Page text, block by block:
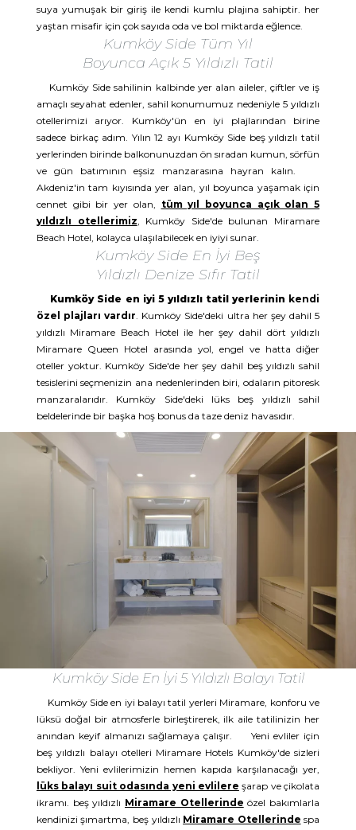
suya yumuşak bir giriş ile kendi kumlu plajına sahiptir. her
yaştan misafir için çok sayıda oda ve bol miktarda eğlence.
Kumköy Side Tüm Yıl
Boyunca Açık 5 Yıldızlı Tatil
Kumköy Side sahilinin kalbinde yer alan aileler, çiftler ve iş
amaçlı seyahat edenler, sahil konumumuz nedeniyle 5 yıldızlı
otellerimizi arıyor. Kumköy'ün en iyi plajlarından birine
sadece birkaç adım. Yılın 12 ayı Kumköy Side beş yıldızlı tatil
yerlerinden birinde balkonunuzdan ön sıradan kumun, sörfün
ve gün batımının eşsiz manzarasına hayran kalın.
Akdeniz'in tam kıyısında yer alan, yıl boyunca yaşamak için
cennet gibi bir yer olan, tüm yıl boyunca açık olan 5
yıldızlı otellerimiz, Kumköy Side'de bulunan Miramare
Beach Hotel, kolayca ulaşılabilecek en iyiyi sunar.
Kumköy Side En İyi Beş
Yıldızlı Denize Sıfır Tatil
Kumköy Side en iyi 5 yıldızlı tatil yerlerinin kendi
özel plajları vardır. Kumköy Side'deki ultra her şey dahil 5
yıldızlı Miramare Beach Hotel ile her şey dahil dört yıldızlı
Miramare Queen Hotel arasında yol, engel ve hatta diğer
oteller yoktur. Kumköy Side'de her şey dahil beş yıldızlı sahil
tesislerini seçmenizin ana nedenlerinden biri, odaların pitoresk
manzaralarıdır. Kumköy Side'deki lüks beş yıldızlı sahil
beldelerinde bir başka hoş bonus da taze deniz havasıdır.
Kumköy Side En İyi 5 Yıldızlı Balayı Tatil
Kumköy Side en iyi balayı tatil yerleri Miramare, konforu ve
lüksü doğal bir atmosferle birleştirerek, ilk aile tatilinizin her
anından keyif almanızı sağlamaya çalışır. Yeni evliler için
beş yıldızlı balayı otelleri Miramare Hotels Kumköy'de sizleri
bekliyor. Yeni evlilerimizin hemen kapıda karşılanacağı yer,
lüks balayı suit odasında yeni evlilere şarap ve çikolata
ikramı. beş yıldızlı Miramare Otellerinde özel bakımlarla
kendinizi şımartma, beş yıldızlı Miramare Otellerinde spa